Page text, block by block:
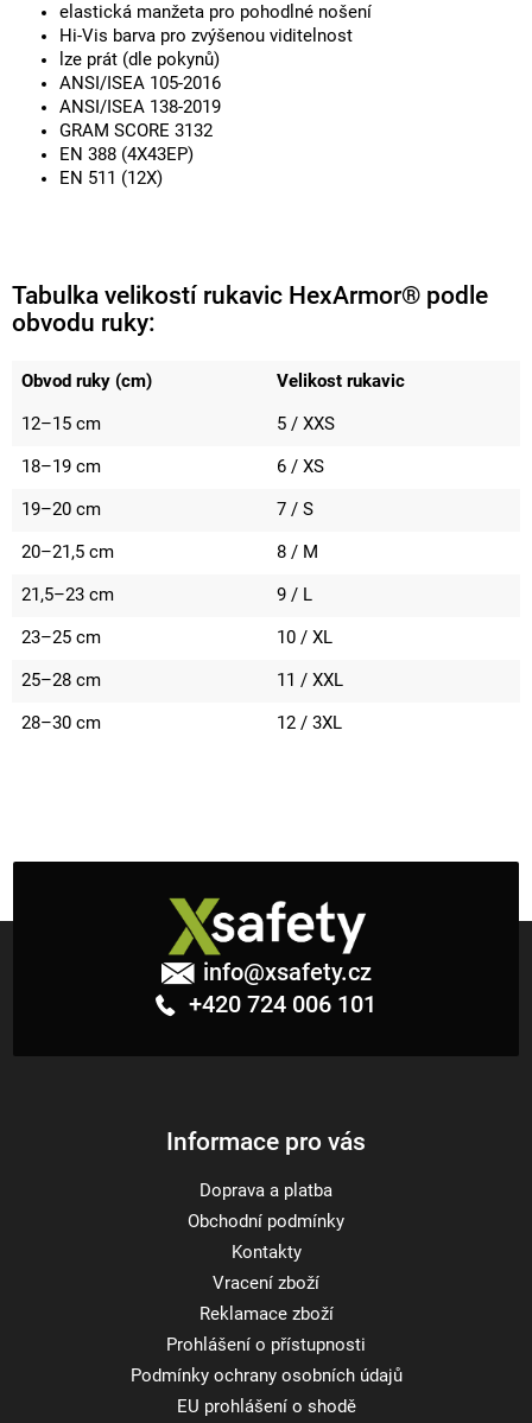
elastická manžeta pro pohodlné nošení
Hi-Vis barva pro zvýšenou viditelnost
lze prát (dle pokynů)
ANSI/ISEA 105-2016
ANSI/ISEA 138-2019
GRAM SCORE 3132
EN 388 (4X43EP)
EN 511 (12X)
Tabulka velikostí rukavic HexArmor® podle
obvodu ruky:
Obvod ruky (cm) Velikost rukavic
12–15 cm 5 / XXS
18–19 cm 6 / XS
19–20 cm 7 / S
20–21,5 cm 8 / M
21,5–23 cm 9 / L
23–25 cm 10 / XL
25–28 cm 11 / XXL
28–30 cm 12 / 3XL
info@xsafety.cz
+420 724 006 101
Informace pro vás
Doprava a platba
Obchodní podmínky
Kontakty
Vracení zboží
Reklamace zboží
Prohlášení o přístupnosti
Podmínky ochrany osobních údajů
EU prohlášení o shodě